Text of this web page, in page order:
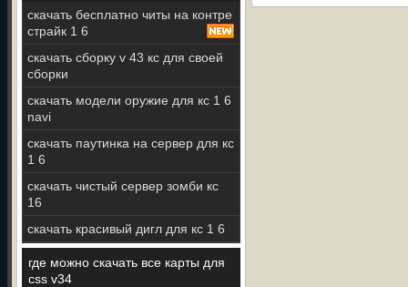
скачать бесплатно читы на контре
страйк 1 6
скачать сборку v 43 кс для своей
сборки
скачать модели оружие для кс 1 6
navi
скачать паутинка на сервер для кс
1 6
скачать чистый сервер зомби кс
16
скачать красивый дигл для кс 1 6
где можно скачать все карты для
css v34